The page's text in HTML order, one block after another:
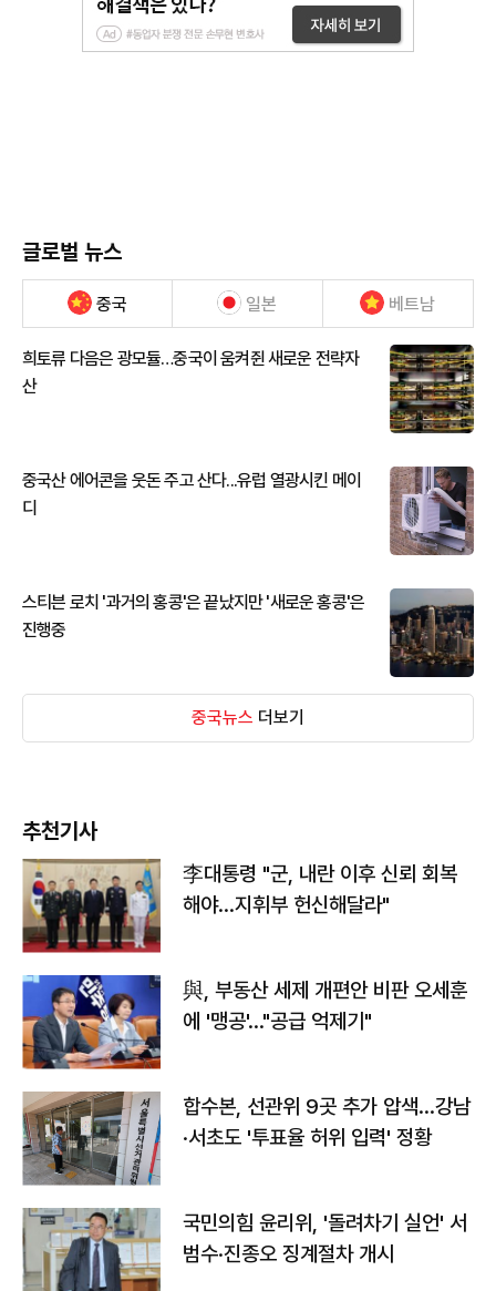
글로벌 뉴스
중국 일본 베트남
희토류 다음은 광모듈…중국이 움켜쥔 새로운 전략자
산
중국산 에어콘을 웃돈 주고 산다...유럽 열광시킨 메이
디
스티븐 로치 '과거의 홍콩'은 끝났지만 '새로운 홍콩'은
진행중
중국뉴스 더보기
추천기사
李대통령 "군, 내란 이후 신뢰 회복
해야…지휘부 헌신해달라"
與, 부동산 세제 개편안 비판 오세훈
에 '맹공'…"공급 억제기"
합수본, 선관위 9곳 추가 압색…강남
·서초도 '투표율 허위 입력' 정황
국민의힘 윤리위, '돌려차기 실언' 서
범수·진종오 징계절차 개시